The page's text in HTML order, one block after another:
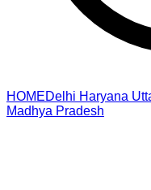
HOMEDelhi Haryana
Madhya Pradesh